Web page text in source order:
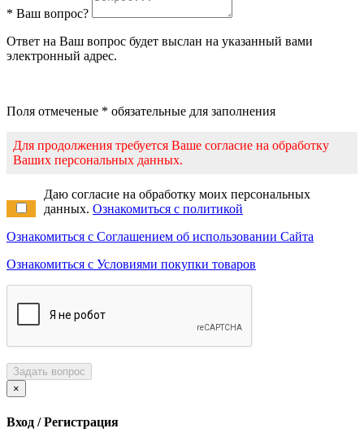
* Ваш вопрос?
Ответ на Ваш вопрос будет выслан на указанный вами
электронный адрес.
Поля отмеченые * обязательные для заполнения
Для продолжения требуется Ваше согласие на обработку
Ваших персональных данных.
Даю согласие на обработку моих персональных
данных. Ознакомиться с политикой
Ознакомиться с Соглашением об использовании Сайта
Ознакомиться с Условиями покупки товаров
Задать вопрос
×
Вход / Регистрация